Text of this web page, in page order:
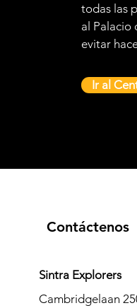
todas las
al Palacio
evitar
Ir al
Contáctenos
Sintra Explorers
Cambridgelaan